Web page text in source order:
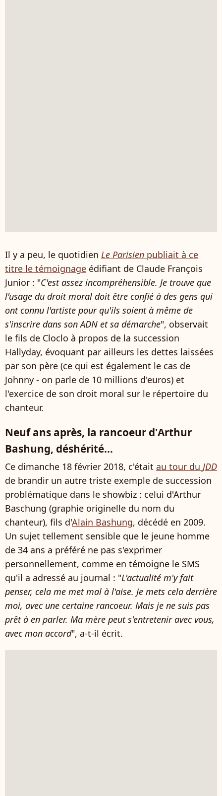
Il y a peu, le quotidien Le Parisien publiait à ce
titre le témoignage édifiant de Claude François
Junior : "C'est assez incompréhensible. Je trouve que
l'usage du droit moral doit être confié à des gens qui
ont connu l'artiste pour qu'ils soient à même de
s'inscrire dans son ADN et sa démarche", observait
le fils de Cloclo à propos de la succession
Hallyday, évoquant par ailleurs les dettes laissées
par son père (ce qui est également le cas de
Johnny - on parle de 10 millions d'euros) et
l'exercice de son droit moral sur le répertoire du
chanteur.
Neuf ans après, la rancoeur d'Arthur
Bashung, déshérité...
Ce dimanche 18 février 2018, c'était au tour du JDD
de brandir un autre triste exemple de succession
problématique dans le showbiz : celui d'Arthur
Baschung (graphie originelle du nom du
chanteur), fils d'Alain Bashung, décédé en 2009.
Un sujet tellement sensible que le jeune homme
de 34 ans a préféré ne pas s'exprimer
personnellement, comme en témoigne le SMS
qu'il a adressé au journal : "L'actualité m'y fait
penser, cela me met mal à l'aise. Je mets cela derrière
moi, avec une certaine rancoeur. Mais je ne suis pas
prêt à en parler. Ma mère peut s'entretenir avec vous,
avec mon accord", a-t-il écrit.